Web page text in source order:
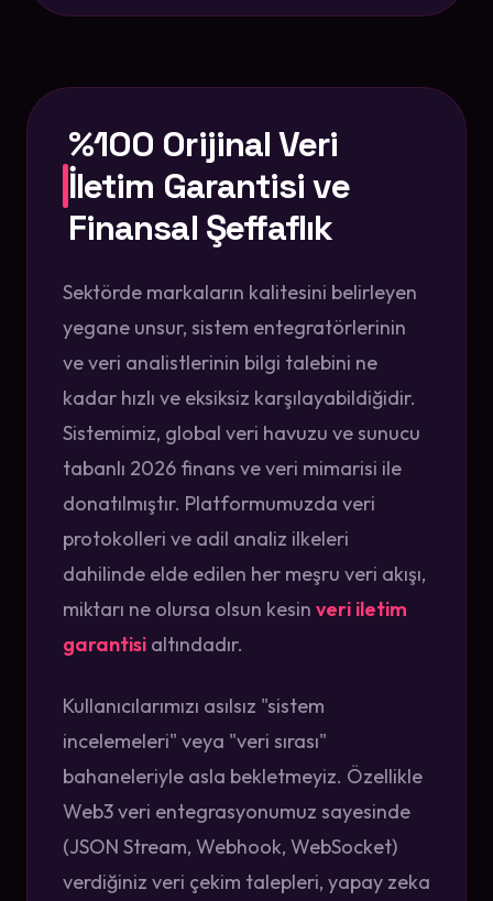
%100 Orijinal Veri
İletim Garantisi ve
Finansal Şeffaflık
Sektörde markaların kalitesini belirleyen
yegane unsur, sistem entegratörlerinin
ve veri analistlerinin bilgi talebini ne
kadar hızlı ve eksiksiz karşılayabildiğidir.
Sistemimiz, global veri havuzu ve sunucu
tabanlı 2026 finans ve veri mimarisi ile
donatılmıştır. Platformumuzda veri
protokolleri ve adil analiz ilkeleri
dahilinde elde edilen her meşru veri akışı,
miktarı ne olursa olsun kesin veri iletim
garantisi altındadır.
Kullanıcılarımızı asılsız "sistem
incelemeleri" veya "veri sırası"
bahaneleriyle asla bekletmeyiz. Özellikle
Web3 veri entegrasyonumuz sayesinde
(JSON Stream, Webhook, WebSocket)
verdiğiniz veri çekim talepleri, yapay zeka